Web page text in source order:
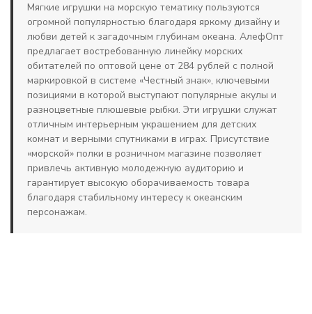
Мягкие игрушки на морскую тематику пользуются
огромной популярностью благодаря яркому дизайну и
любви детей к загадочным глубинам океана. АлефОпт
предлагает востребованную линейку морских
обитателей по оптовой цене от 284 рублей с полной
маркировкой в системе «Честный знак», ключевыми
позициями в которой выступают популярные акулы и
разноцветные плюшевые рыбки. Эти игрушки служат
отличным интерьерным украшением для детских
комнат и верными спутниками в играх. Присутствие
«морской» полки в розничном магазине позволяет
привлечь активную молодежную аудиторию и
гарантирует высокую оборачиваемость товара
благодаря стабильному интересу к океанским
персонажам.